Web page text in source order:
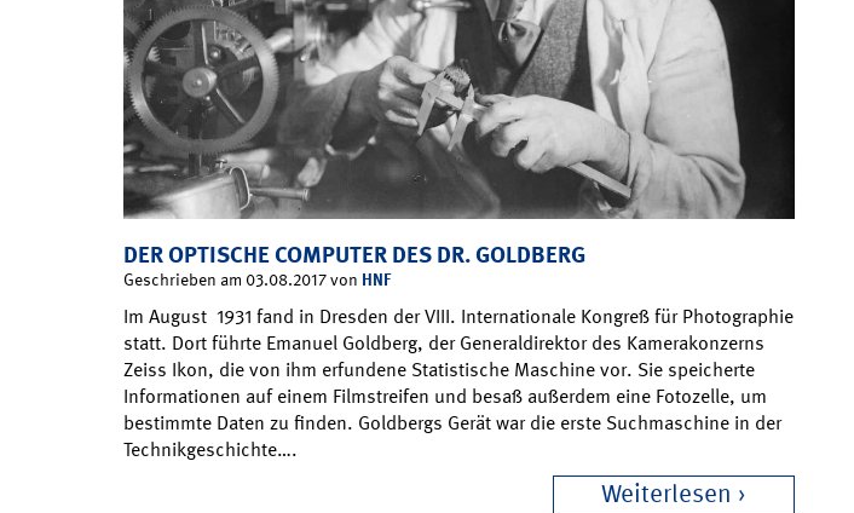
DER OPTISCHE COMPUTER DES DR. GOLDBERG
Geschrieben am 03.08.2017 von HNF
Im August 1931 fand in Dresden der VIII. Internationale Kongreß für Photographie
statt. Dort führte Emanuel Goldberg, der Generaldirektor des Kamerakonzerns
Zeiss Ikon, die von ihm erfundene Statistische Maschine vor. Sie speicherte
Informationen auf einem Filmstreifen und besaß außerdem eine Fotozelle, um
bestimmte Daten zu finden. Goldbergs Gerät war die erste Suchmaschine in der
Technikgeschichte….
Weiterlesen